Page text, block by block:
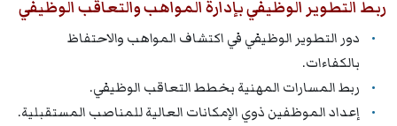
ربط التطوير الوظيفي بإدارة المواهب والتعاقب الوظيفي
دور التطوير الوظيفي في اكتشاف المواهب والاحتفاظ
بالكفاءات.
ربط المسارات المهنية بخطط التعاقب الوظيفي.
إعداد الموظفين ذوي الإمكانات العالية للمناصب المستقبلية.